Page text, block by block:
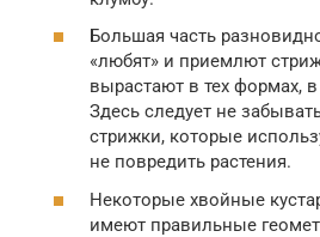
Большая часть
«любят» и приемлют
вырастают в тех формах, в
Здесь следует не
стрижки, которые
не повредить растения.
Некоторые хвойные
имеют правильные